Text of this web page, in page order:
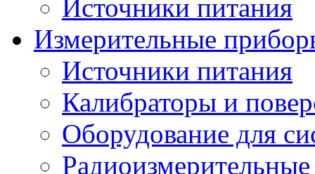
Источники питания
Измерительные
Источники питания
Калибраторы и
Оборудование для